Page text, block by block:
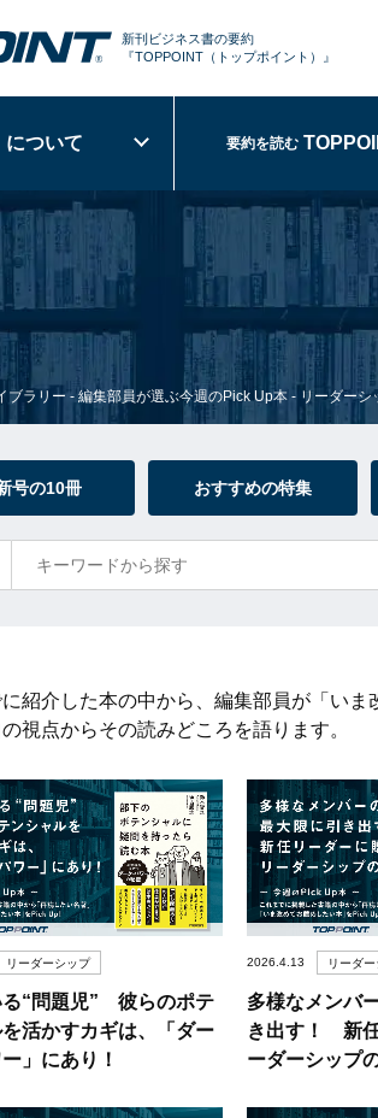
新刊ビジネス書の要約
『TOPPOINT （トップポイント）』
について 要約を読む
ブラリー -編集部員が選ぶ今週のPick Up本 - リーダーシ
号の10冊 おすすめの特集
紹介した本の中から、編集部員が「い
視点からその読みどころを語ります。
リーダーシップ
る“問題児” 彼らのポテ
活かすカギは、「ダー
」にあり！
2026.4.13 リーダ
多様なメンバ
き出す！ 新
ーダーシップ